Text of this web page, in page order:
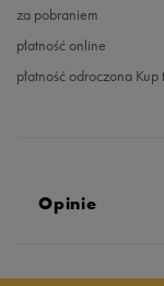
za pobraniem
płatność online
płatność odroczona
Opinie